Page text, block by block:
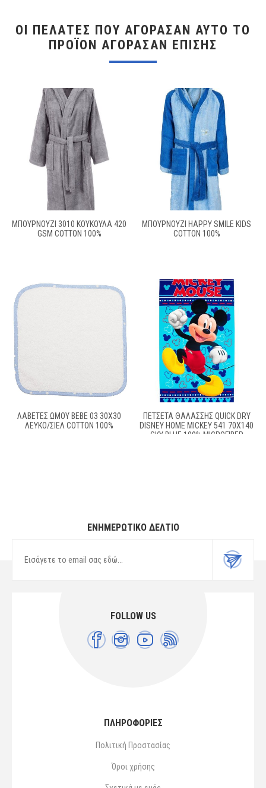
ΟΙ ΠΕΛΆΤΕΣ ΠΟΥ ΑΓΌΡΑΣΑΝ ΑΥΤΌ ΤΟ
ΠΡΟΪΌΝ ΑΓΌΡΑΣΑΝ ΕΠΊΣΗΣ
ΜΠΟΥΡΝΟΥΖΙ 3010 ΚΟΥΚΟΥΛΑ 420
GSM COTTON 100%
ΜΠΟΥΡΝΟΥΖΙ HAPPY SMILE KIDS
COTTON 100%
ΛΑΒΕΤΕΣ ΩΜΟΥ BEBE 03 30Χ30
ΛΕΥΚΟ/ΣΙΕΛ COTTON 100%
ΠΕΤΣΈΤΑ ΘΑΛΆΣΣΗΣ QUICK DRY
DISNEY HOME MICKEY 541 70X140
SKY BLUE 100% MICROFIBER
ΕΝΗΜΕΡΩΤΙΚΌ ΔΕΛΤΊΟ
FOLLOW US
ΠΛΗΡΟΦΟΡΙΕΣ
Πολιτική Προστασίας
Όροι χρήσης